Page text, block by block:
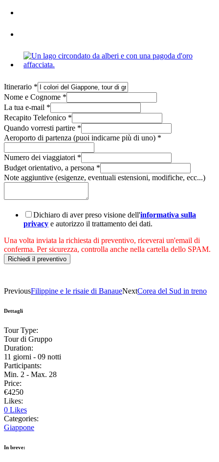
Itinerario *
Nome e Cognome *
La tua e-mail *
Recapito Telefonico *
Quando vorresti partire *
Aeroporto di partenza (puoi indicarne più di uno) *
Numero dei viaggiatori *
Budget orientativo, a persona *
Note aggiuntive (esigenze, eventuali estensioni, modifiche, ecc...)
Dichiaro di aver preso visione dell'informativa sulla
privacy e autorizzo il trattamento dei dati.
Una volta inviata la richiesta di preventivo, riceverai un'email di
conferma. Per sicurezza, controlla anche nella cartella dello SPAM.
Richiedi il preventivo
PreviousFilippine e le risaie di BanaueNextCorea del Sud in treno
Dettagli
Tour Type:
Tour di Gruppo
Duration:
11 giorni - 09 notti
Participants:
Min. 2 - Max. 28
Price:
€4250
Likes:
0 Likes
Categories:
Giappone
In breve: